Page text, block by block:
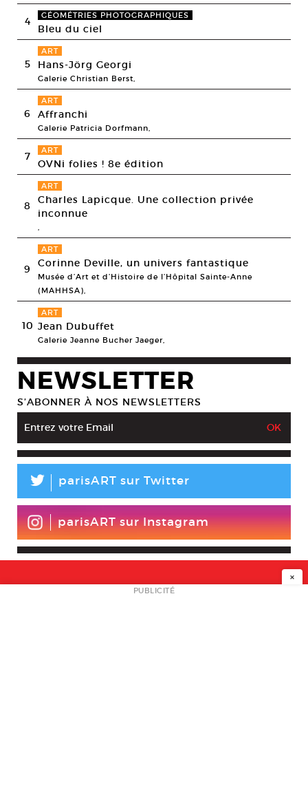
4 GÉOMÉTRIES PHOTOGRAPHIQUES
Bleu du ciel
5
ART
Hans-Jörg Georgi
Galerie Christian Berst,
6
ART
Affranchi
Galerie Patricia Dorfmann,
7 ART
OVNi folies ! 8e édition
8
ART
Charles Lapicque. Une collection privée
inconnue
,
9
ART
Corinne Deville, un univers fantastique
Musée d’Art et d’Histoire de l’Hôpital Sainte-Anne
(MAHHSA),
10
ART
Jean Dubuffet
Galerie Jeanne Bucher Jaeger,
NEWSLETTER
S’ABONNER À NOS NEWSLETTERS
L parisART sur Twitter
parisART sur Instagram
NEWSLETTER
×
PUBLICITÉ